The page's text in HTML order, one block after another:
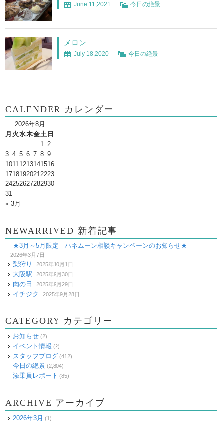
June 11,2021 今日の絶景
メロン
July 18,2020 今日の絶景
CALENDER カレンダー
2026年8月
月 火水木金土 日
1
2
3 4 5 6 7 8 9
1011 1213141516
1718192021 2223
24252627282930
31
« 3月
NEWARRIVED 新着記事
★3月～5月限定 ハネムーン相談キャンペーンのお知らせ★
2026年3月7日
梨狩り 2025年10月1日
大阪駅 2025年9月30日
肉の日 2025年9月29日
イチジク 2025年9月28日
CATEGORY カテゴリー
お知らせ (2)
イベント情報 (2)
スタッフブログ (412)
今日の絶景 (2,804)
添乗員レポート (85)
ARCHIVE アーカイブ
2026年3月 (1)